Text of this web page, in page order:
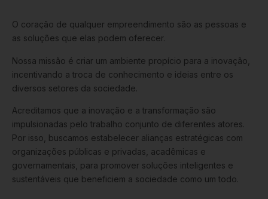
O coração de qualquer empreendimento são as pessoas e
as soluções que elas podem oferecer.
Nossa missão é criar um ambiente propício para a inovação,
incentivando a troca de conhecimento e ideias entre os
diversos setores da sociedade.
Acreditamos que a inovação e a transformação são
impulsionadas pelo trabalho conjunto de diferentes atores.
Por isso, buscamos estabelecer alianças estratégicas com
organizações públicas e privadas, acadêmicas e
governamentais, para promover soluções inteligentes e
sustentáveis que beneficiem a sociedade como um todo.